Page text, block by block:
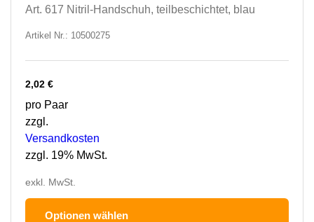
Art. 617 Nitril-Handschuh, teilbeschichtet, blau
Artikel Nr.: 10500275
2,02 €
pro Paar
zzgl.
Versandkosten
zzgl. 19% MwSt.
exkl. MwSt.
Optionen wählen